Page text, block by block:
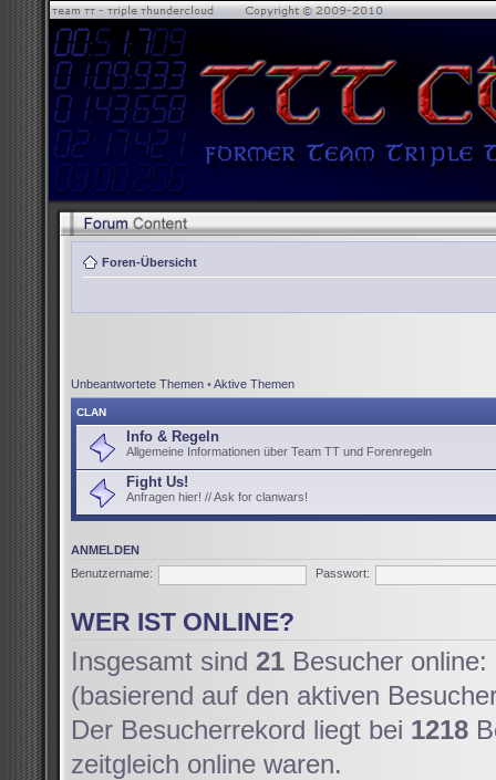
Foren-Übersicht
Unbeantwortete Themen •Aktive Themen
CLAN
Info & Regeln
Allgemeine Informationen über Team TT und Forenregeln
Fight Us!
Anfragen hier! // Ask for clanwars!
ANMELDEN
Benutzername:
Passwort:
WER IST ONLINE?
Insgesamt sind 21 Besucher
(basierend auf den aktiven
Der Besucherrekord liegt bei 1218
zeitgleich online waren.